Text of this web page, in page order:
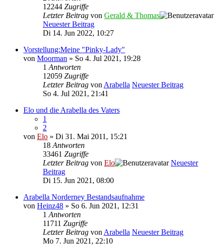
12244 Zugriffe
Letzter Beitrag von Gerald & Thomas
Neuester Beitrag
Di 14. Jun 2022, 10:27
Vorstellung:Meine "Pinky-Lady"
von Moorman » So 4. Jul 2021, 19:28
1 Antworten
12059 Zugriffe
Letzter Beitrag von Arabella Neuester Beitrag
So 4. Jul 2021, 21:41
Elo und die Arabella des Vaters
1
2
von Elo » Di 31. Mai 2011, 15:21
18 Antworten
33461 Zugriffe
Letzter Beitrag von Elo
Neuester
Beitrag
Di 15. Jun 2021, 08:00
Arabella Norderney Bestandsaufnahme
von Heinz48 » So 6. Jun 2021, 12:31
1 Antworten
11711 Zugriffe
Letzter Beitrag von Arabella Neuester Beitrag
Mo 7. Jun 2021, 22:10